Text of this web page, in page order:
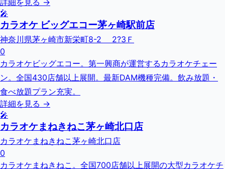
詳細を見る →
🎤
カラオケ ビッグエコー茅ヶ崎駅前店
神奈川県茅ヶ崎市新栄町8-2 2?3Ｆ
0
カラオケビッグエコー。第一興商が運営するカラオケチェー
ン。全国430店舗以上展開。最新DAM機種完備。飲み放題・
食べ放題プラン充実。
詳細を見る →
🎤
カラオケまねきねこ茅ヶ崎北口店
カラオケまねきねこ茅ヶ崎北口店
0
カラオケまねきねこ。全国700店舗以上展開の大型カラオケチ